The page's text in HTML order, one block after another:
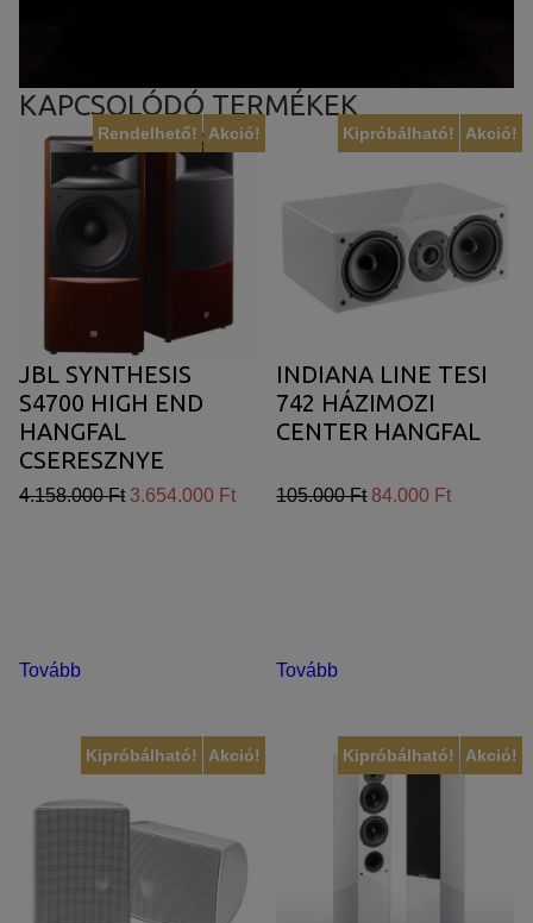
KAPCSOLÓDÓ TERMÉKEK
Akció!
Rendelhető!
JBL SYNTHESIS
S4700 HIGH END
HANGFAL
CSERESZNYE
FURNÉR
4.158.000 Ft 3.654.000 Ft
Tovább
Akció!
Kipróbálható!
INDIANA LINE TESI
742 HÁZIMOZI
CENTER HANGFAL
105.000 Ft 84.000 Ft
Tovább
Akció!
Kipróbálható! Akció!
Kipróbálható!